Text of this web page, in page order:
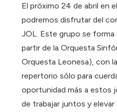
El próximo 24 de abril en
podremos disfrutar del
JOL. Este grupo se
partir de la Orquesta
Orquesta Leonesa), con
repertorio sólo para
oportunidad más a estos
de trabajar juntos y elevar